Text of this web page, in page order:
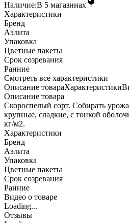
Наличие:В 5 магазинах
Характеристики
Бренд
Аэлита
Упаковка
Цветные пакеты
Срок созревания
Ранние
Cмотреть все характеристики
Описание товараХарактеристики
Описание товара
Скороспелый сорт. Собирать
крупные, сладкие, с тонкой
кг/м2.
Характеристики
Бренд
Аэлита
Упаковка
Цветные пакеты
Срок созревания
Ранние
Видео о товаре
Loading...
Отзывы